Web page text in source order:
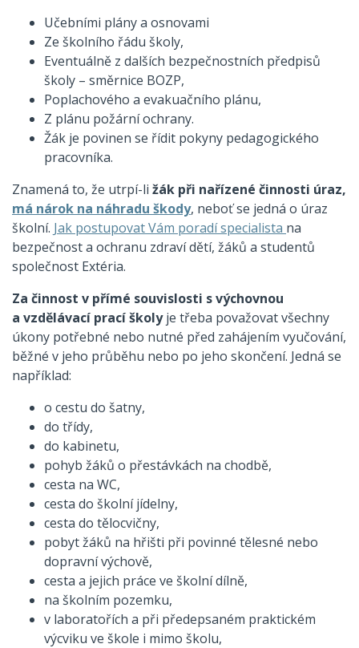
Učebními plány a osnovami
Ze školního řádu školy,
Eventuálně z dalších bezpečnostních předpisů
školy – směrnice BOZP,
Poplachového a evakuačního plánu,
Z plánu požární ochrany.
Žák je povinen se řídit pokyny pedagogického
pracovníka.
Znamená to, že utrpí-li žák při nařízené činnosti úraz,
má nárok na náhradu škody, neboť se jedná o úraz
školní. Jak postupovat Vám poradí specialista na
bezpečnost a ochranu zdraví dětí, žáků a studentů
společnost Extéria.
Za činnost v přímé souvislosti s výchovnou
a vzdělávací prací školy je třeba považovat všechny
úkony potřebné nebo nutné před zahájením vyučování,
běžné v jeho průběhu nebo po jeho skončení. Jedná se
například:
o cestu do šatny,
do třídy,
do kabinetu,
pohyb žáků o přestávkách na chodbě,
cesta na WC,
cesta do školní jídelny,
cesta do tělocvičny,
pobyt žáků na hřišti při povinné tělesné nebo
dopravní výchově,
cesta a jejich práce ve školní dílně,
na školním pozemku,
v laboratořích a při předepsaném praktickém
výcviku ve škole i mimo školu,